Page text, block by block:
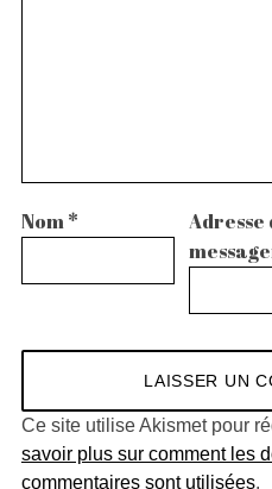
Nom*
Adresse
Ce site utilise Akismet pour
savoir plus sur comment les
commentaires sont utilisées.